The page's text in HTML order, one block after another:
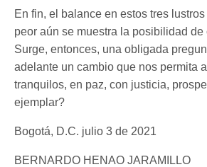
En fin, el balance en estos tres
peor aún se muestra la posibilidad de
Surge, entonces, una obligada
adelante un cambio que nos permita
tranquilos, en paz, con justicia,
ejemplar?
Bogotá, D.C. julio 3 de 2021
BERNARDO HENAO JARAMILLO